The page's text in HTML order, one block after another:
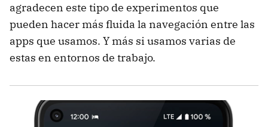
agradecen este tipo de experimentos que
pueden hacer más fluida la navegación entre las
apps que usamos. Y más si usamos varias de
estas en entornos de trabajo.